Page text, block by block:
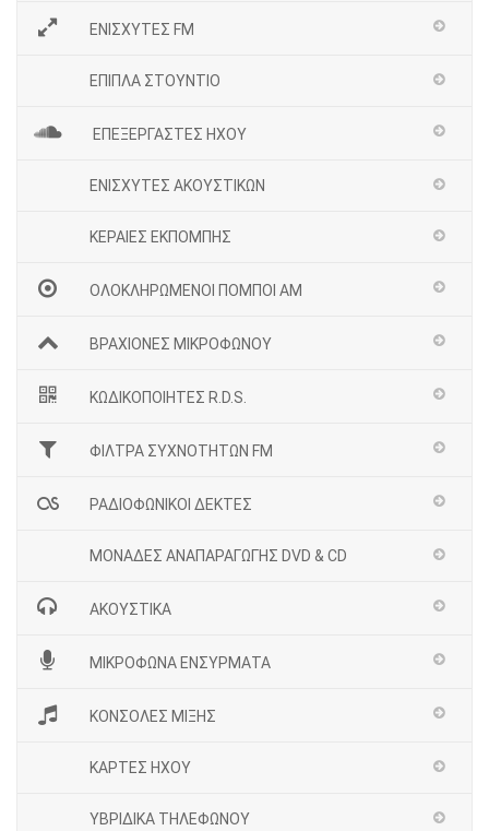
ΕΝΙΣΧΥΤΕΣ FM
ΕΠΙΠΛΑ ΣΤΟΥΝΤΙΟ
ΕΠΕΞΕΡΓΑΣΤΕΣ ΗΧΟΥ
ΕΝΙΣΧΥΤΕΣ ΑΚΟΥΣΤΙΚΩΝ
ΚΕΡΑΙΕΣ ΕΚΠΟΜΠΗΣ
ΟΛΟΚΛΗΡΩΜΕΝΟΙ ΠΟΜΠΟΙ ΑΜ
ΒΡΑΧΙΟΝΕΣ ΜΙΚΡΟΦΩΝΟΥ
ΚΩΔΙΚΟΠΟΙΗΤΕΣ R.D.S.
ΦΙΛΤΡΑ ΣΥΧΝΟΤΗΤΩΝ FM
ΡΑΔΙΟΦΩΝΙΚΟΙ ΔΕΚΤΕΣ
ΜΟΝΑΔΕΣ ΑΝΑΠΑΡΑΓΩΓΗΣ DVD & CD
ΑΚΟΥΣΤΙΚΑ
ΜΙΚΡΟΦΩΝΑ ΕΝΣΥΡΜΑΤΑ
ΚΟΝΣΟΛΕΣ ΜΙΞΗΣ
ΚΑΡΤΕΣ ΗΧΟΥ
ΥΒΡΙΔΙΚΑ ΤΗΛΕΦΩΝΟΥ